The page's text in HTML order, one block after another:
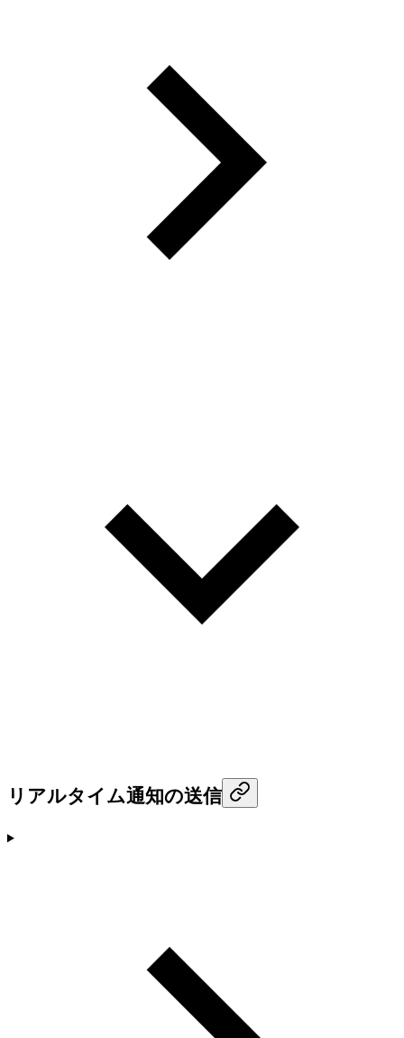
リアルタイム通知の送信